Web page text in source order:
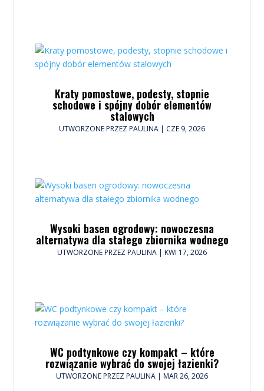
Kraty pomostowe, podesty, stopnie
schodowe i spójny dobór elementów
stalowych
UTWORZONE PRZEZPAULINA | CZE 9, 2026
Wysoki basen ogrodowy: nowoczesna
alternatywa dla stałego zbiornika wodnego
UTWORZONE PRZEZPAULINA | KWI 17, 2026
WC podtynkowe czy kompakt – które
rozwiązanie wybrać do swojej łazienki?
UTWORZONE PRZEZPAULINA | MAR 26, 2026